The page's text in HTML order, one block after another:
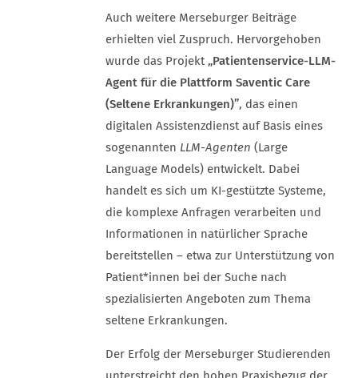
Auch weitere Merseburger Beiträge
erhielten viel Zuspruch. Hervorgehoben
wurde das Projekt„Patientenservice-LLM-
Agent für die Plattform Saventic Care
(Seltene Erkrankungen)”, das einen
digitalen Assistenzdienst auf Basis eines
sogenannten LLM-Agenten (Large
Language Models) entwickelt. Dabei
handelt es sich um KI-gestützte Systeme,
die komplexe Anfragen verarbeiten und
Informationen in natürlicher Sprache
bereitstellen – etwa zur Unterstützung von
Patient*innen bei der Suche nach
spezialisierten Angeboten zum Thema
seltene Erkrankungen.
Der Erfolg der Merseburger Studierenden